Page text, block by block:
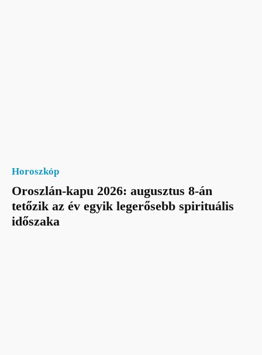
Horoszkóp
Oroszlán-kapu 2026: augusztus 8-án
tetőzik az év egyik legerősebb spirituális
időszaka